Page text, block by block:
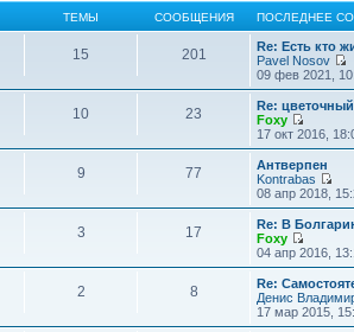
л
е
н
е
м
у
с
о
б
н
и
ю
к
п
о
с
л
е
н
е
м
у
с
о
о
б
щ
н
и
ю
е
й
т
к
п
о
с
л
е
е
м
с
о
б
е
н
и
ТЕМЫ СООБЩЕНИЯ ПОСЛЕДНЕЕ
15 201
Re: Есть кто
Pavel Nosov
П
е
р
е
й
т
п
о
л
д
н
е
у
с
09 фев 2021,
10 23
Re:
Foxy
П
е
р
е
й
т
к
п
о
л
е
д
17 окт 2016,
9 77
Антверпен
Kontrabas
П
е
р
е
й
т
к
п
о
08 апр 2018,
3 17
Re: В
Foxy
П
е
р
е
й
т
04 апр 2016,
2 8
Re:
Денис
17 мар 2015,